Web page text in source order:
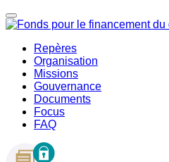
Repères
Organisation
Missions
Gouvernance
Documents
Focus
FAQ